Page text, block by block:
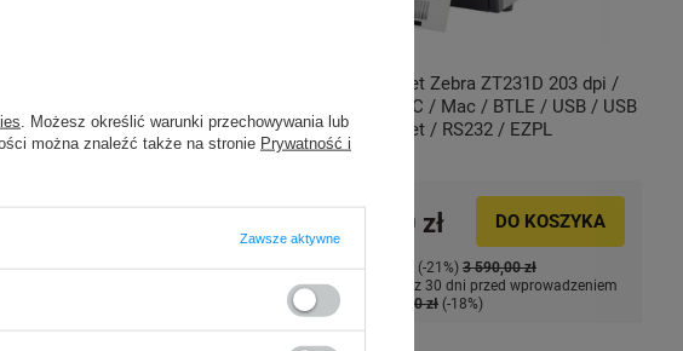
Drukarka etykiet Zebra ZT231D 203 dpi /
do 104 mm / PC / Mac / BTLE / USB / USB
HOST / Ethernet / RS232 / EZPL
2 849,00 zł DO KOSZYKA
3 590,00 zł
-21%
Najniższa cena z 30 dni przed wprowadzeniem
obniżki:
3 509,00 zł -18%
. Możesz określić warunki przechowywania lub
można znaleźć także na stronie Prywatność i
Zawsze aktywne